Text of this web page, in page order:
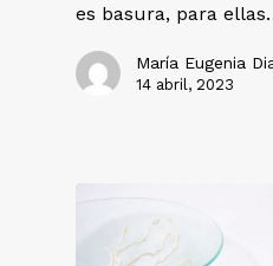
es basura, para
María Eugenia
14 abril, 2023